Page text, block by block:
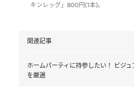
キンレッグ」800円(1本)。
関連記事
ホームパーティに持参したい！ ビジ
を厳選